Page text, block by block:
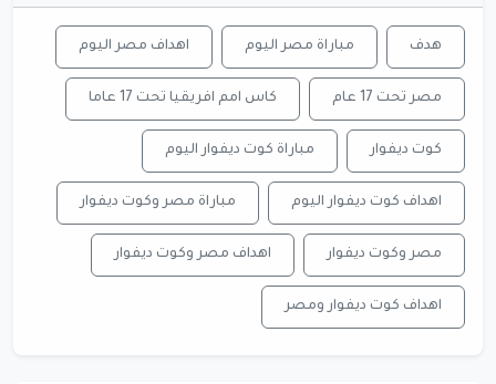
هدف مباراة مصر اليوم اهداف مصر اليوم
مصر تحت 17 عام كاس امم افريقيا تحت 17 عاما
كوت ديفوار مباراة كوت ديفوار اليوم
اهداف كوت ديفوار اليوم مباراة مصر وكوت ديفوار
مصر وكوت ديفوار اهداف مصر وكوت ديفوار
اهداف كوت ديفوار ومصر